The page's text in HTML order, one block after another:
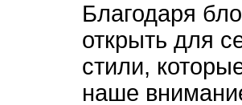
Благодаря
открыть для
стили,
наше